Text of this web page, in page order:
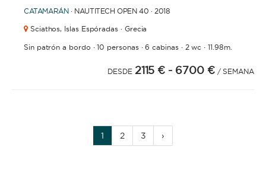
CATAMARÁN · NAUTITECH OPEN 40 · 2018
Sciathos, Islas Espóradas · Grecia
Sin patrón a bordo ·10 personas·6 cabinas· 2 wc ·11.98m.
DESDE 2115 € - 6700 € / SEMANA
1 2 3 ›